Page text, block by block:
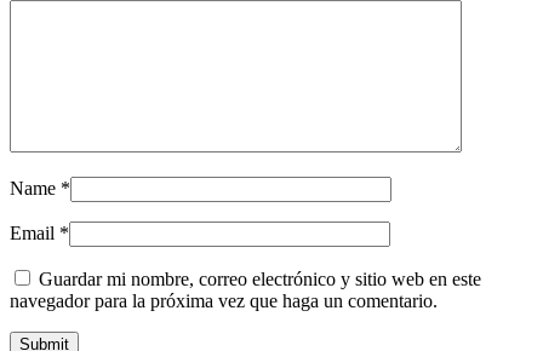
Name *
Email *
Guardar mi nombre, correo electrónico y sitio web en este
navegador para la próxima vez que haga un comentario.